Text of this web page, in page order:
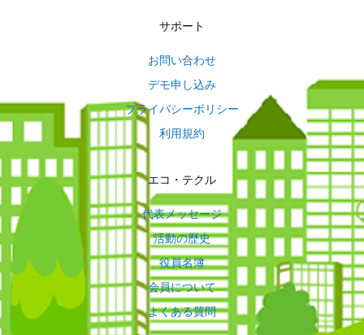
サポート
お問い合わせ
デモ申し込み
プライバシーポリシー
利用規約
エコ・テクル
代表メッセージ
活動の歴史
役員名簿
会員について
よくある質問